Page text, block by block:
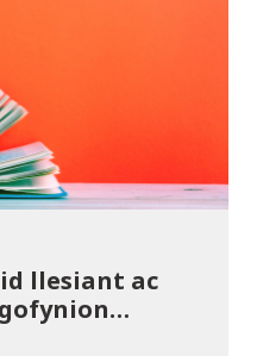
llesiant ac
gofynion